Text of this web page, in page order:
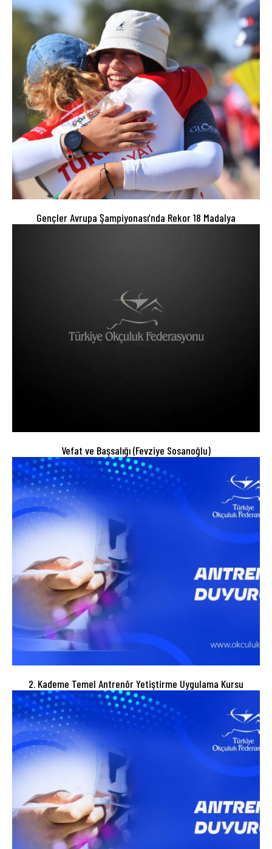
Gençler Avrupa Şampiyonası’nda Rekor 18 Madalya
Vefat ve Başsalığı (Fevziye Sosanoğlu)
2. Kademe Temel Antrenör Yetiştirme Uygulama Kursu